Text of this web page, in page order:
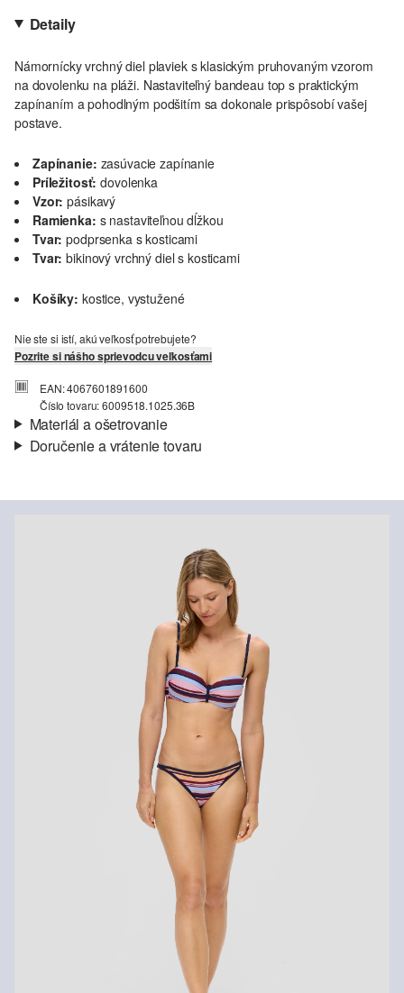
Detaily
Námornícky vrchný diel plaviek s klasickým pruhovaným vzorom
na dovolenku na pláži. Nastaviteľný bandeau top s praktickým
zapínaním a pohodlným podšitím sa dokonale prispôsobí vašej
postave.
Zapínanie: zasúvacie zapínanie
Príležitosť: dovolenka
Vzor: pásikavý
Ramienka: s nastaviteľnou dĺžkou
Tvar: podprsenka s kosticami
Tvar: bikinový vrchný diel s kosticami
Košíky: kostice, vystužené
Nie ste si istí, akú veľkosť potrebujete?
Pozrite si nášho sprievodcu veľkosťami
EAN: 4067601891600
Číslo tovaru: 6009518.1025.36B
Materiál a ošetrovanie
Doručenie a vrátenie tovaru
štandardné doručenie sú 4,95 €
Svoj tovar nám môžete bezplatne vrátiť do 14 dní.